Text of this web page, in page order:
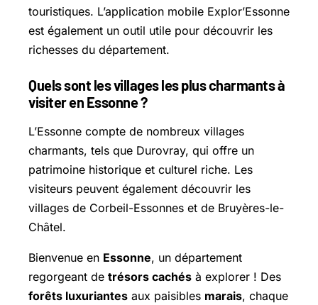
touristiques. L’application mobile Explor’Essonne
est également un outil utile pour découvrir les
richesses du département.
Quels sont les villages les plus charmants à
visiter en Essonne ?
L’Essonne compte de nombreux villages
charmants, tels que Durovray, qui offre un
patrimoine historique et culturel riche. Les
visiteurs peuvent également découvrir les
villages de Corbeil-Essonnes et de Bruyères-le-
Châtel.
Bienvenue en Essonne, un département
regorgeant de trésors cachés à explorer ! Des
forêts luxuriantes aux paisibles marais, chaque